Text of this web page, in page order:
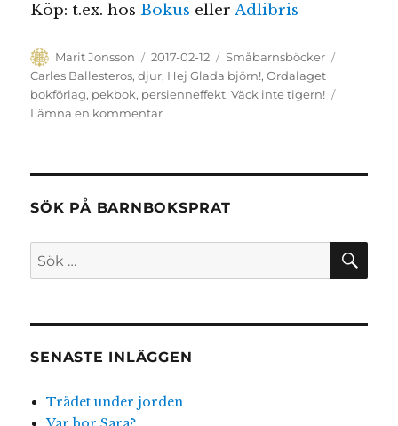
Köp: t.ex. hos Bokus ellerAdlibris
Författare
Marit Jonsson
Publicerat
den
2017-02-12 Kategorier
Småbarnsböcker
Carles Ballesteros,djur, Hej Glada björn!,Ordalaget
bokförlag, pekbok, persienneffekt,Väck inte tigern!
Lämna en kommentartill
ansikte
SÖK PÅ BARNBOKSPRAT
Sök
SENASTE INLÄGGEN
Trädet under jorden